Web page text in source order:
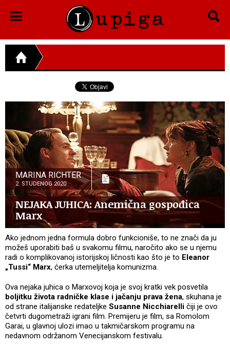
MARINA RICHTER
2. STUDENOG 2020.
NEJAKA JUHICA: Anemična gospođica
Marx
Ako jednom jedna formula dobro funkcioniše, to ne znači da ju
možeš uporabiti baš u svakomu filmu, naročito ako se u njemu
radi o komplikovanoj istorijskoj ličnosti kao što je to Eleanor
„Tussi“ Marx, ćerka utemeljitelja komunizma.
Ova nejaka juhica o Marxovoj koja je svoj kratki vek posvetila
boljitku života radničke klase i jačanju prava žena, skuhana je
od strane italijanske redateljke Susanne Nicchiarelli čiji je ovo
četvrti dugometraži igrani film. Premijeru je film, sa Romolom
Garai, u glavnoj ulozi imao u takmičarskom programu na
nedavnom održanom Venecijanskom festivalu.